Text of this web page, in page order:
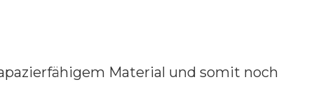
Material und somit noch